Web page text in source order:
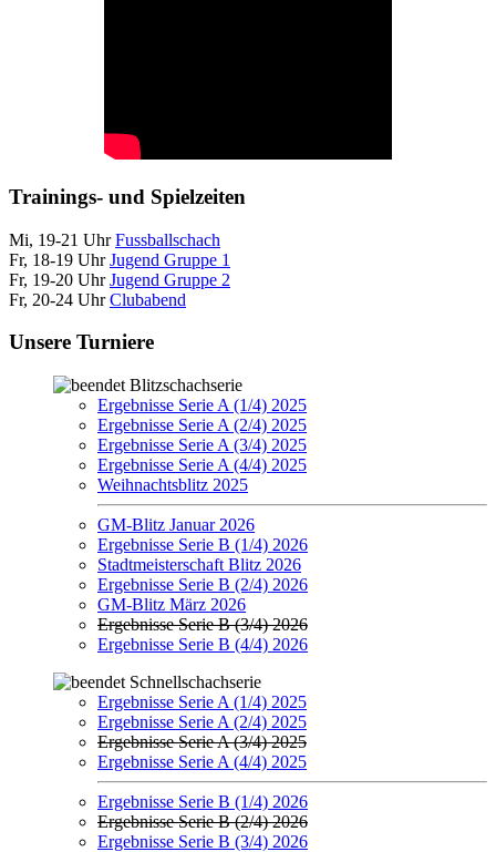
Trainings- und Spielzeiten
Mi, 19-21 UhrFussballschach
Fr, 18-19 UhrJugend Gruppe 1
Fr, 19-20 UhrJugend Gruppe 2
Fr, 20-24 UhrClubabend
Unsere Turniere
Blitzschachserie
Ergebnisse Serie A (1/4) 2025
Ergebnisse Serie A (2/4) 2025
Ergebnisse Serie A (3/4) 2025
Ergebnisse Serie A (4/4) 2025
Weihnachtsblitz 2025
GM-Blitz Januar 2026
Ergebnisse Serie B (1/4) 2026
Stadtmeisterschaft Blitz 2026
Ergebnisse Serie B (2/4) 2026
GM-Blitz März 2026
Ergebnisse Serie B (3/4) 2026
Ergebnisse Serie B (4/4) 2026
Schnellschachserie
Ergebnisse Serie A (1/4) 2025
Ergebnisse Serie A (2/4) 2025
Ergebnisse Serie A (3/4) 2025
Ergebnisse Serie A (4/4) 2025
Ergebnisse Serie B (1/4) 2026
Ergebnisse Serie B (2/4) 2026
Ergebnisse Serie B (3/4) 2026